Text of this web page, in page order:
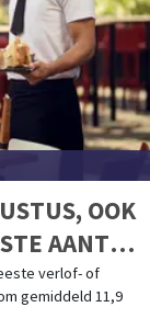
OOK
AANTAL
verlof- of
gemiddeld 11,9